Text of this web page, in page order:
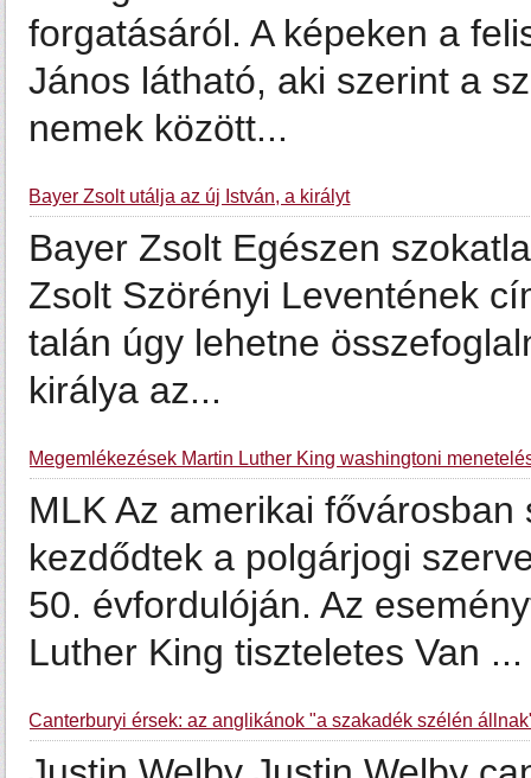
forgatásáról. A képeken a
János látható, aki szerint a
nemek között...
Bayer Zsolt utálja az új István, a királyt
Bayer Zsolt Egészen
Zsolt Szörényi Leventének
talán úgy lehetne
királya az...
Megemlékezések Martin Luther King washingtoni
MLK Az amerikai
kezdődtek a polgárjogi
50. évfordulóján. Az
Luther King tiszteletes Van ...
Canterburyi érsek: az anglikánok "a szakadék szélén